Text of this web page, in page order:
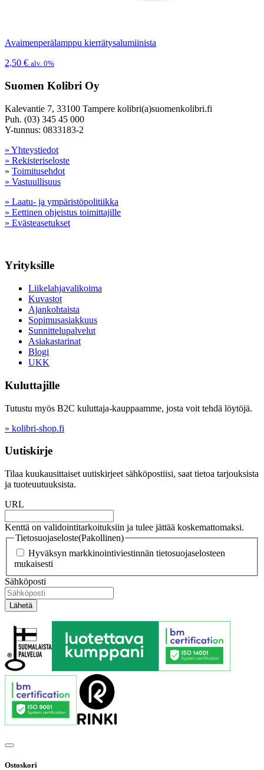
Avaimenperälamppu kierrätysalumiinista
2,50 € alv. 0%
Suomen Kolibri Oy
Kalevantie 7, 33100 Tampere kolibri(a)suomenkolibri.fi
Puh. (03) 345 45 000
Y-tunnus: 0833183-2
» Yhteystiedot
» Rekisteriseloste
» Toimitusehdot
» Vastuullisuus
» Laatu- ja ympäristöpolitiikka
» Eettinen ohjeistus toimittajille
» Evästeasetukset
Yrityksille
Liikelahjavalikoima
Kuvastot
Ajankohtaista
Sopimusasiakkuus
Sunnittelupalvelut
Asiakastarinat
Blogi
UKK
Kuluttajille
Tutustu myös B2C kuluttaja-kauppaamme, josta voit tehdä löytöjä.
» kolibri-shop.fi
Uutiskirje
Tilaa kuukausittaiset uutiskirjeet sähköpostiisi, saat tietoa tarjouksista
ja tuoteuutuuksista.
URL
Kenttä on validointitarkoituksiin ja tulee jättää koskemattomaksi.
Tietosuojaseloste(Pakollinen)
Hyväksyn markkinointiviestinnän tietosuojaselosteen
mukaisesti
Sähköposti
Ostoskori